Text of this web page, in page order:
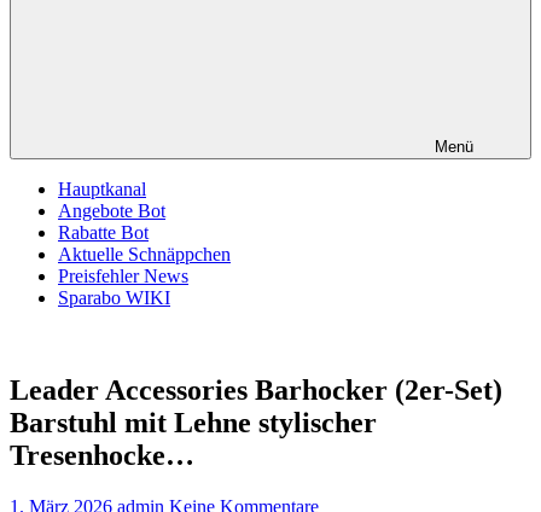
Menü
Hauptkanal
Angebote Bot
Rabatte Bot
Aktuelle Schnäppchen
Preisfehler News
Sparabo WIKI
Leader Accessories Barhocker (2er-Set)
Barstuhl mit Lehne stylischer
Tresenhocke…
1. März 2026 admin Keine Kommentare